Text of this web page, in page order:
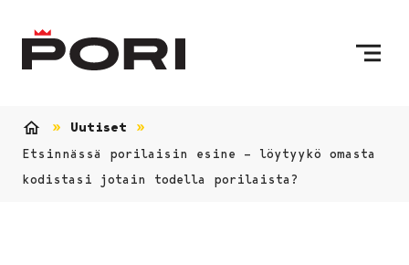
Uutiset
Etsinnässä porilaisin esine – löytyykö omasta
kodistasi jotain todella porilaista?